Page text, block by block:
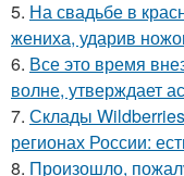
5. На свадьбе в
жениха, ударив
6. Все это время
волне, утверждает
7. Склады
регионах России:
8. Произошло,